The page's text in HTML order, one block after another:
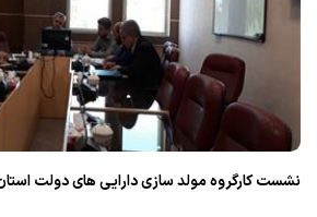
نشست كارگروه مولد سازی دارایی های دولت